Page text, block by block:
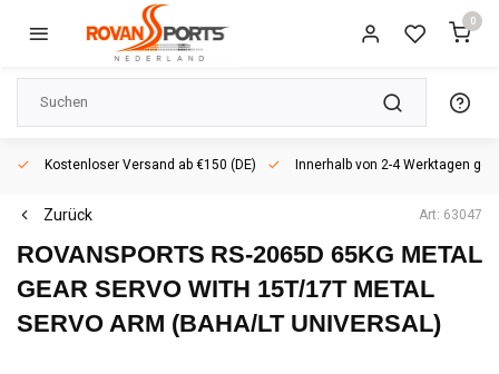
0
Kostenloser Versand ab €150 (DE) Innerhalb von 2-4 Werktagen
Zurück Art: 63047
ROVANSPORTS RS-2065D 65KG METAL
GEAR SERVO WITH 15T/17T METAL
SERVO ARM (BAHA/LT UNIVERSAL)